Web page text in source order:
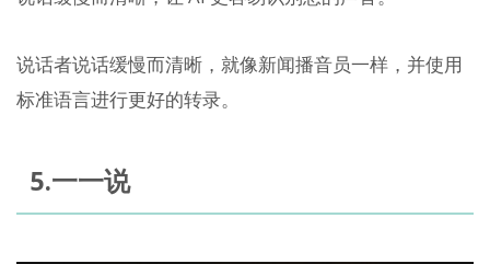
说话者说话缓慢而清晰，就像新闻播音员一样，并使用
标准语言进行更好的转录。
5.一一说